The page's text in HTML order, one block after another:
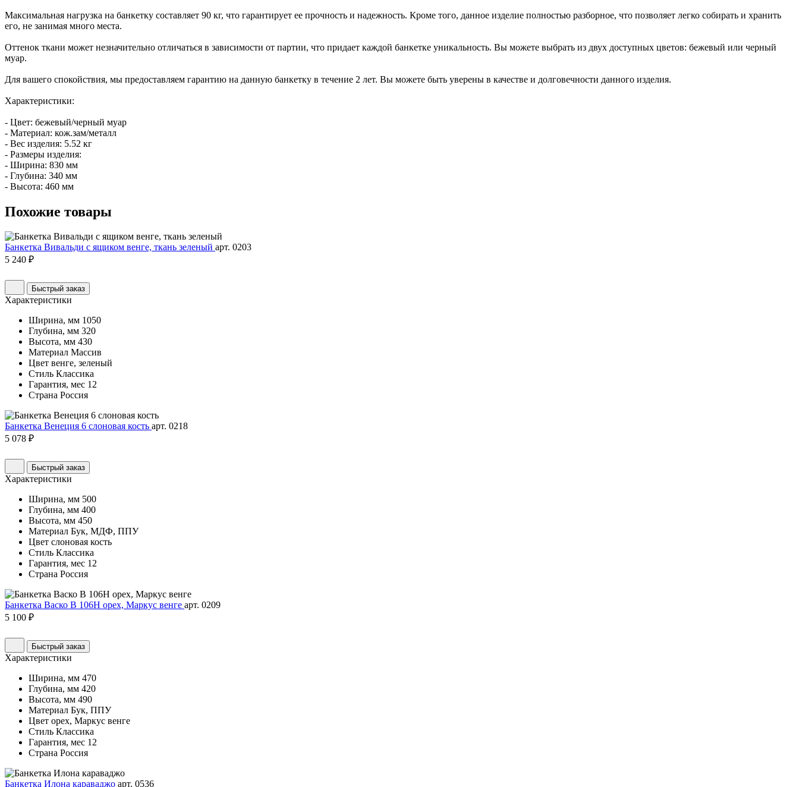
Максимальная нагрузка на банкетку составляет 90 кг, что гарантирует ее прочность и надежность. Кроме того, данное изделие полностью разборное, что позволяет легко собирать и хранить
его, не занимая много места.
Оттенок ткани может незначительно отличаться в зависимости от партии, что придает каждой банкетке уникальность. Вы можете выбрать из двух доступных цветов: бежевый или черный
муар.
Для вашего спокойствия, мы предоставляем гарантию на данную банкетку в течение 2 лет. Вы можете быть уверены в качестве и долговечности данного изделия.
Характеристики:
- Цвет: бежевый/черный муар
- Материал: кож.зам/металл
- Вес изделия: 5.52 кг
- Размеры изделия:
- Ширина: 830 мм
- Глубина: 340 мм
- Высота: 460 мм
Похожие товары
Банкетка Вивальди с ящиком венге, ткань зеленый арт. 0203
5 240 ₽
Быстрый заказ
Характеристики
Ширина, мм 1050
Глубина, мм 320
Высота, мм 430
Материал Массив
Цвет венге, зеленый
Стиль Классика
Гарантия, мес 12
Страна Россия
Банкетка Венеция 6 слоновая кость арт. 0218
5 078 ₽
Быстрый заказ
Характеристики
Ширина, мм 500
Глубина, мм 400
Высота, мм 450
Материал Бук, МДФ, ППУ
Цвет слоновая кость
Стиль Классика
Гарантия, мес 12
Страна Россия
Банкетка Васко В 106Н орех, Маркус венге арт. 0209
5 100 ₽
Быстрый заказ
Характеристики
Ширина, мм 470
Глубина, мм 420
Высота, мм 490
Материал Бук, ППУ
Цвет орех, Маркус венге
Стиль Классика
Гарантия, мес 12
Страна Россия
Банкетка Илона караваджо арт. 0536